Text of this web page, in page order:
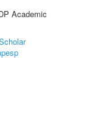
Academic